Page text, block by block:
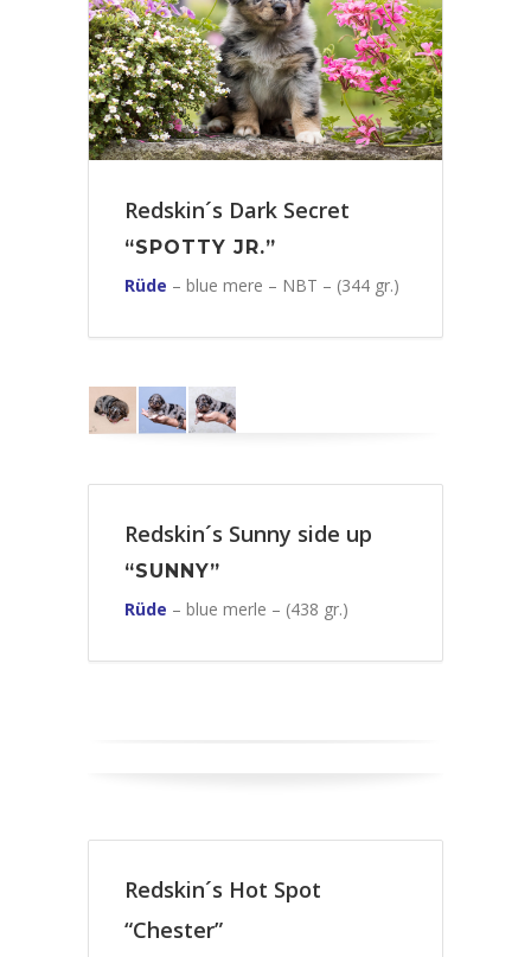
Redskin´s Dark Secret
“SPOTTY JR.”
Rüde – blue mere – NBT – (344 gr.)
Redskin´s Sunny side up
“SUNNY”
Rüde – blue merle – (438 gr.)
Redskin´s Hot Spot
“Chester”